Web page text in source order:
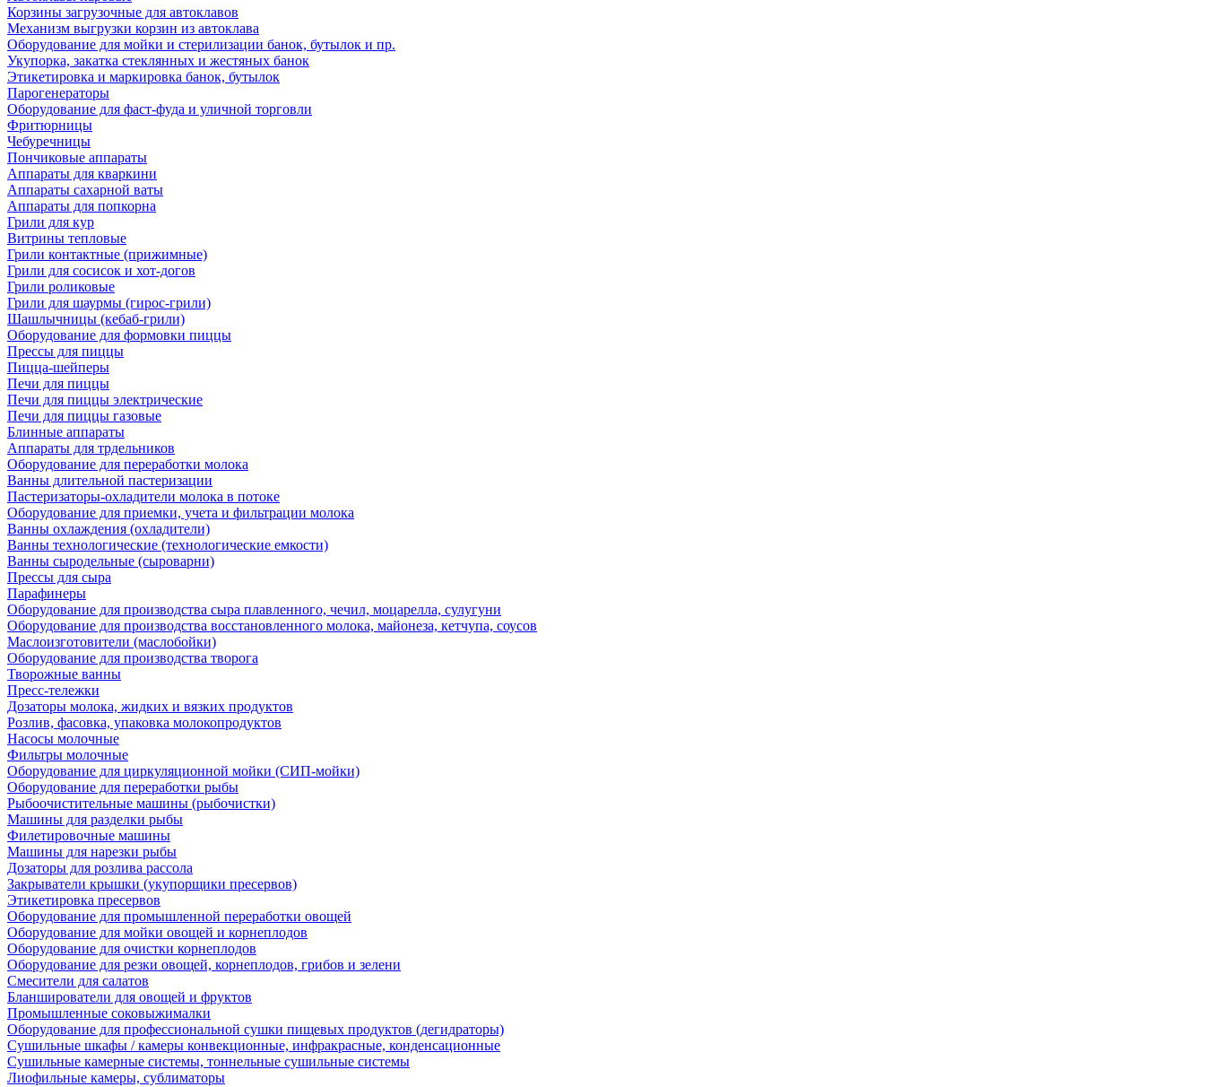
Корзины загрузочные для автоклавов
Механизм выгрузки корзин из автоклава
Оборудование для мойки и стерилизации банок, бутылок и пр.
Укупорка, закатка стеклянных и жестяных банок
Этикетировка и маркировка банок, бутылок
Парогенераторы
Оборудование для фаст-фуда и уличной торговли
Фритюрницы
Чебуречницы
Пончиковые аппараты
Аппараты для кваркини
Аппараты сахарной ваты
Аппараты для попкорна
Грили для кур
Витрины тепловые
Грили контактные (прижимные)
Грили для сосисок и хот-догов
Грили роликовые
Грили для шаурмы (гирос-грили)
Шашлычницы (кебаб-грили)
Оборудование для формовки пиццы
Прессы для пиццы
Пицца-шейперы
Печи для пиццы
Печи для пиццы электрические
Печи для пиццы газовые
Блинные аппараты
Аппараты для трдельников
Оборудование для переработки молока
Ванны длительной пастеризации
Пастеризаторы-охладители молока в потоке
Оборудование для приемки, учета и фильтрации молока
Ванны охлаждения (охладители)
Ванны технологические (технологические емкости)
Ванны сыродельные (сыроварни)
Прессы для сыра
Парафинеры
Оборудование для производства сыра плавленного, чечил, моцарелла, сулугуни
Оборудование для производства восстановленного молока, майонеза, кетчупа, соусов
Маслоизготовители (маслобойки)
Оборудование для производства творога
Творожные ванны
Пресс-тележки
Дозаторы молока, жидких и вязких продуктов
Розлив, фасовка, упаковка молокопродуктов
Насосы молочные
Фильтры молочные
Оборудование для циркуляционной мойки (СИП-мойки)
Оборудование для переработки рыбы
Рыбоочистительные машины (рыбочистки)
Машины для разделки рыбы
Филетировочные машины
Машины для нарезки рыбы
Дозаторы для розлива рассола
Закрыватели крышки (укупорщики пресервов)
Этикетировка пресервов
Оборудование для промышленной переработки овощей
Оборудование для мойки овощей и корнеплодов
Оборудование для очистки корнеплодов
Оборудование для резки овощей, корнеплодов, грибов и зелени
Смесители для салатов
Бланширователи для овощей и фруктов
Промышленные соковыжималки
Оборудование для профессиональной сушки пищевых продуктов (дегидраторы)
Сушильные шкафы / камеры конвекционные, инфракрасные, конденсационные
Сушильные камерные системы, тоннельные сушильные системы
Лиофильные камеры, сублиматоры